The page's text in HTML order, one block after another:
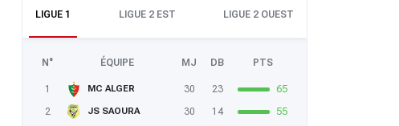
LIGUE 1 LIGUE 2 EST LIGUE 2 OUEST
N° ÉQUIPE MJ DB PTS
1 MC ALGER 30 23
65
2
JS SAOURA 30 14
55